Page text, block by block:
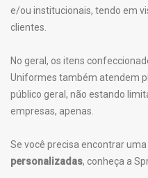
e/ou institucionais, tendo em
clientes.
No geral, os itens
Uniformes também atendem
público geral, não estando
empresas, apenas.
Se você precisa encontrar uma
personalizadas, conheça a